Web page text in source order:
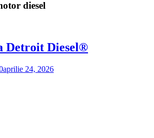
diesel
Detroit Diesel®
aprilie 24, 2026